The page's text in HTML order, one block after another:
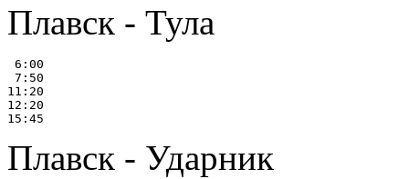
Плавск - Тула
6:00
7:50
11:20
12:20
Плавск - Ударник